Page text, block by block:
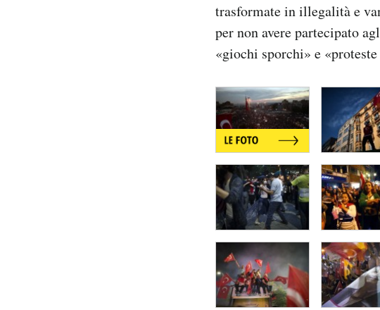
trasformate in illegalità e
per non avere partecipato
«giochi sporchi» e